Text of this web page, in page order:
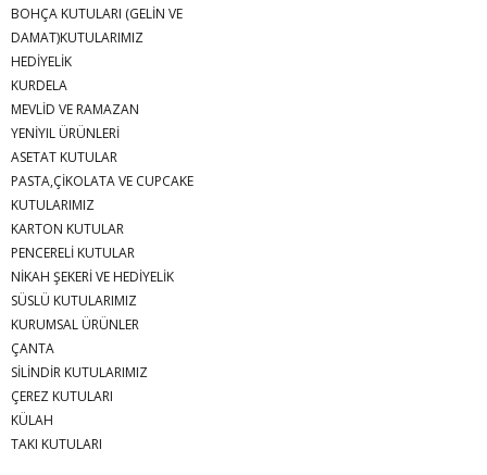
BOHÇA KUTULARI (GELİN VE
DAMAT)KUTULARIMIZ
HEDİYELİK
KURDELA
MEVLİD VE RAMAZAN
YENİYIL ÜRÜNLERİ
ASETAT KUTULAR
PASTA,ÇİKOLATA VE CUPCAKE
KUTULARIMIZ
KARTON KUTULAR
PENCERELİ KUTULAR
NİKAH ŞEKERİ VE HEDİYELİK
SÜSLÜ KUTULARIMIZ
KURUMSAL ÜRÜNLER
ÇANTA
SİLİNDİR KUTULARIMIZ
ÇEREZ KUTULARI
KÜLAH
TAKI KUTULARI